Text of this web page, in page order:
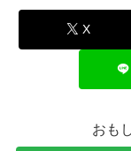
X
おも